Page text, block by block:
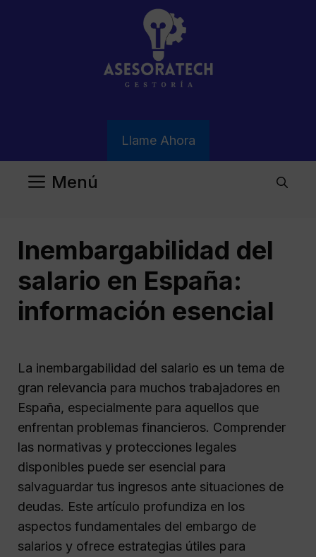
Llame Ahora
Menú
Inembargabilidad del
salario en España:
información esencial
La inembargabilidad del salario es un tema de
gran relevancia para muchos trabajadores en
España, especialmente para aquellos que
enfrentan problemas financieros. Comprender
las normativas y protecciones legales
disponibles puede ser esencial para
salvaguardar tus ingresos ante situaciones de
deudas. Este artículo profundiza en los
aspectos fundamentales del embargo de
salarios y ofrece estrategias útiles para